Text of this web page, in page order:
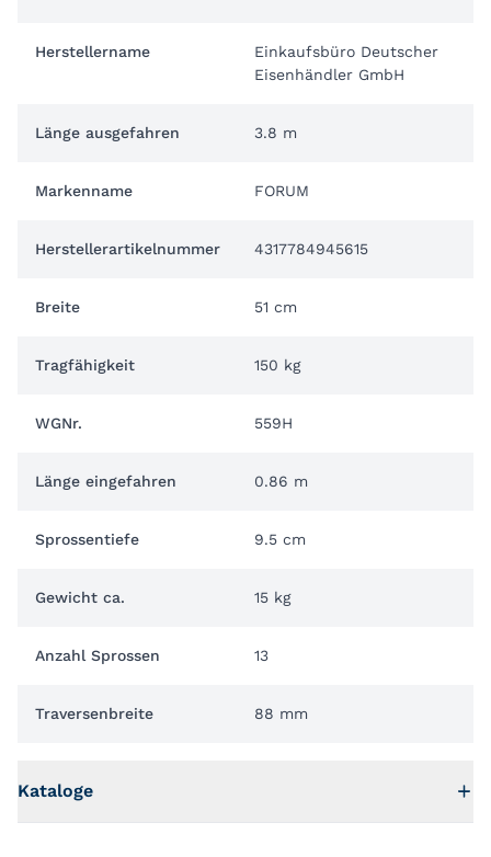
Herstellername
Einkaufsbüro Deutscher
Eisenhändler GmbH
Länge ausgefahren 3.8 m
Markenname FORUM
Herstellerartikelnummer 4317784945615
Breite 51 cm
Tragfähigkeit 150 kg
WGNr. 559H
Länge eingefahren 0.86 m
Sprossentiefe 9.5 cm
Gewicht ca. 15 kg
Anzahl Sprossen 13
Traversenbreite 88 mm
Kataloge